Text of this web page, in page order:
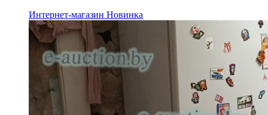
Интернет-магазин Новинка